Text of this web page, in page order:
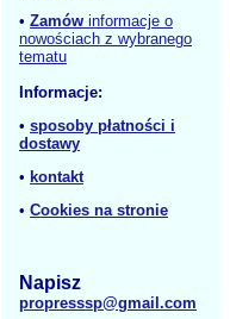
• Zamów informacje o
nowościach z wybranego
tematu
Informacje:
• sposoby płatności i
dostawy
• kontakt
• Cookies na stronie
Napisz
propresssp@gmail.com